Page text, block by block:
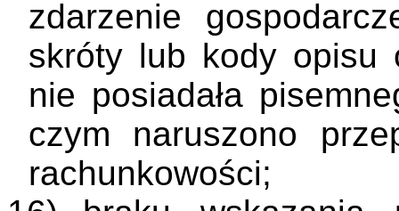
zdarzenie
skróty lub kody opisu
nie posiadała
czym naruszono
rachunkowości;